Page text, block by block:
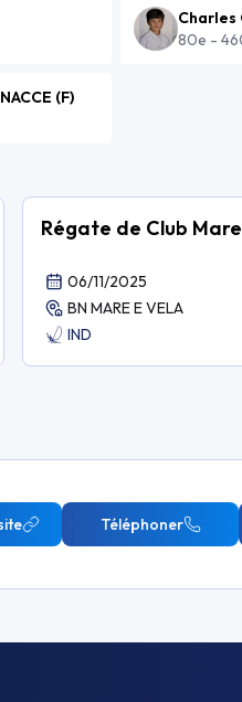
Charles
80e -
(F)
Régate de Club
06/11/2025
BN MARE E VELA
IND
Téléphoner